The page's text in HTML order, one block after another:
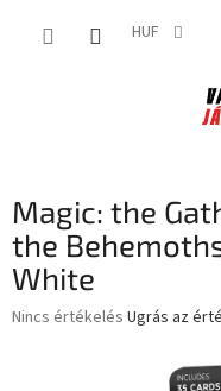
HUF
Magic: the
the
White
A
Nincs értékelés Ugrás az